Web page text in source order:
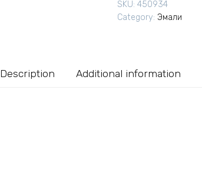
SKU: 450934
Category: Эмали
Description Additional information